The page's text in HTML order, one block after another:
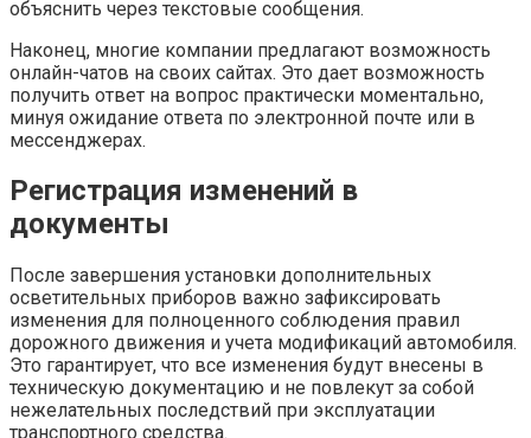
объяснить через текстовые сообщения.
Наконец, многие компании предлагают возможность
онлайн-чатов на своих сайтах. Это дает возможность
получить ответ на вопрос практически моментально,
минуя ожидание ответа по электронной почте или в
мессенджерах.
Регистрация изменений в
документы
После завершения установки дополнительных
осветительных приборов важно зафиксировать
изменения для полноценного соблюдения правил
дорожного движения и учета модификаций автомобиля.
Это гарантирует, что все изменения будут внесены в
техническую документацию и не повлекут за собой
нежелательных последствий при эксплуатации
транспортного средства.